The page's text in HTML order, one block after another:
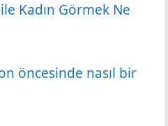
Kadın Görmek Ne
öncesinde nasıl bir